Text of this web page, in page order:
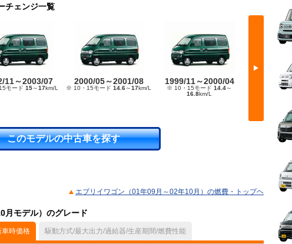
チェンジ一覧
▶
11～2003/07
モード 15～17km/L
2000/05～2001/08
※ 10・15モード 14.6～17km/L
1999/11～2000/04
※ 10・15モード 14.4～
16.8km/L
1999/
※ 10・15
このモデルの中古車を探す
エブリイワゴン（01年09月～02年10月）の燃費・トップヘ
月モデル）のグレード
車時価格 駆動方式/最大出力/過給器/生産期間/燃費性能